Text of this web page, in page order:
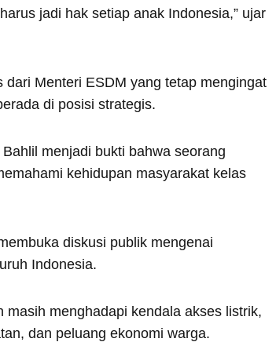
jadi hak setiap anak Indonesia,” ujar
Menteri ESDM yang tetap mengingat
di posisi strategis.
menjadi bukti bahwa seorang
kehidupan masyarakat kelas
diskusi publik mengenai
Indonesia.
menghadapi kendala akses listrik,
dan peluang ekonomi warga.